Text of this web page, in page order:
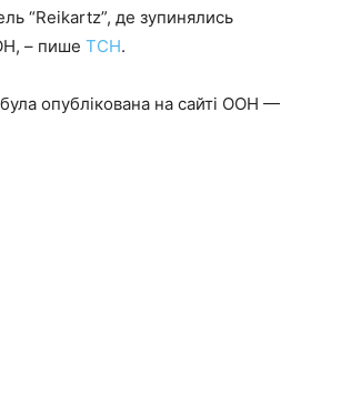
“Reikartz”, де зупинялись
– пише ТСН.
була опублікована на сайті ООН —